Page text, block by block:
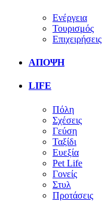
Ενέργεια
Τουρισμός
Επιχειρήσεις
ΑΠΟΨΗ
LIFE
Πόλη
Σχέσεις
Γεύση
Ταξίδι
Ευεξία
Pet Life
Γονείς
Στυλ
Προτάσεις